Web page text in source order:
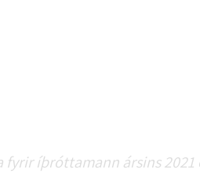
íþróttamann ársins 2021